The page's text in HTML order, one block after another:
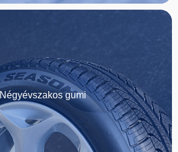
Négyévszakos gumi